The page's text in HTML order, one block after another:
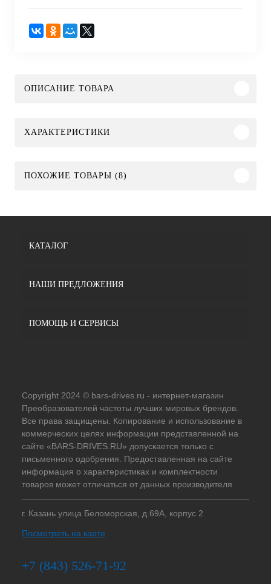
ОПИСАНИЕ ТОВАРА
ХАРАКТЕРИСТИКИ
ПОХОЖИЕ ТОВАРЫ (8)
КАТАЛОГ
НАШИ ПРЕДЛОЖЕНИЯ
ПОМОЩЬ И СЕРВИСЫ
Copyright 2024 © bars-drives.ru - интернет-магазин
Преобразователей частоты лучших мировых брендов.
Все права защищены. Копирование и использование в
коммерческих целях информации представленной на
сайте «BARS-DRIVES.RU» допускается только с
письменного одобрения. Предоставленная на сайте
информация о характеристиках и комплектности
товаров может отличаться от данных производителя
г. Казань улица Беломорская, д.69А, корпус 2
Посмотреть на карте
+7 (843) 526-71-92